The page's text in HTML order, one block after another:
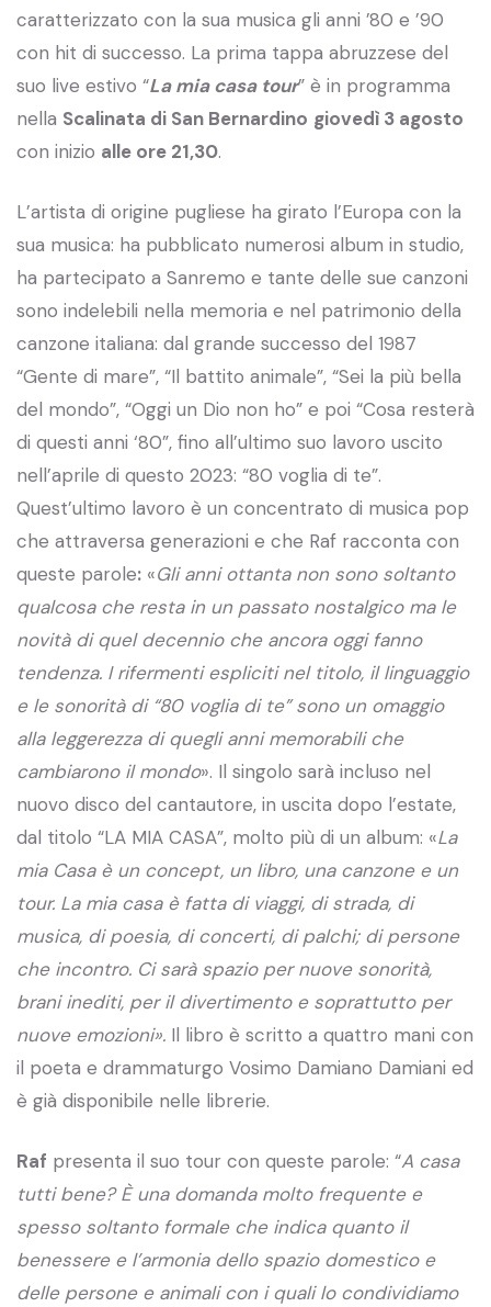
caratterizzato con la sua musica gli anni ’80 e ’90
con hit di successo. La prima tappa abruzzese del
suo live estivo “La mia casa tour” è in programma
nella Scalinata di San Bernardino giovedì 3 agosto
con inizio alle ore 21,30.
L’artista di origine pugliese ha girato l’Europa con la
sua musica: ha pubblicato numerosi album in studio,
ha partecipato a Sanremo e tante delle sue canzoni
sono indelebili nella memoria e nel patrimonio della
canzone italiana: dal grande successo del 1987
“Gente di mare”, “Il battito animale”, “Sei la più bella
del mondo”, “Oggi un Dio non ho” e poi “Cosa resterà
di questi anni ‘80”, fino all’ultimo suo lavoro uscito
nell’aprile di questo 2023: “80 voglia di te”.
Quest’ultimo lavoro è un concentrato di musica pop
che attraversa generazioni e che Raf racconta con
queste parole: «Gli anni ottanta non sono soltanto
qualcosa che resta in un passato nostalgico ma le
novità di quel decennio che ancora oggi fanno
tendenza. I rifermenti espliciti nel titolo, il linguaggio
e le sonorità di “80 voglia di te” sono un omaggio
alla leggerezza di quegli anni memorabili che
cambiarono il mondo». Il singolo sarà incluso nel
nuovo disco del cantautore, in uscita dopo l’estate,
dal titolo “LA MIA CASA”, molto più di un album: «La
mia Casa è un concept, un libro, una canzone e un
tour. La mia casa è fatta di viaggi, di strada, di
musica, di poesia, di concerti, di palchi; di persone
che incontro. Ci sarà spazio per nuove sonorità,
brani inediti, per il divertimento e soprattutto per
nuove emozioni». Il libro è scritto a quattro mani con
il poeta e drammaturgo Vosimo Damiano Damiani ed
è già disponibile nelle librerie.
Raf presenta il suo tour con queste parole: “A casa
tutti bene? È una domanda molto frequente e
spesso soltanto formale che indica quanto il
benessere e l’armonia dello spazio domestico e
delle persone e animali con i quali lo condividiamo